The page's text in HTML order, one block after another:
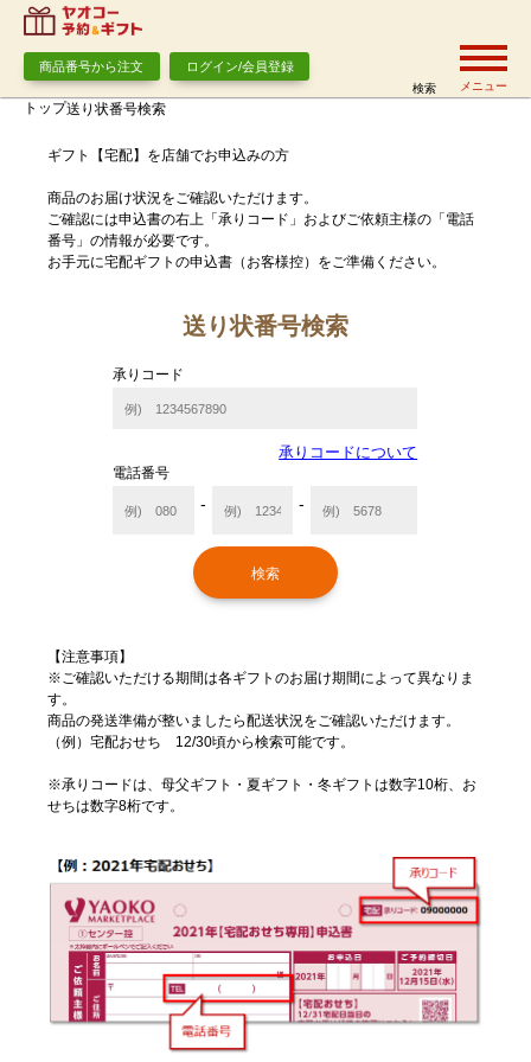
商品番号から注文 ログイン/会員登録
検索 メニュー
トップ送り状番号検索
ギフト【宅配】を店舗でお申込みの方
商品のお届け状況をご確認いただけます。
ご確認には申込書の右上「承りコード」およびご依頼主様の「電話
番号」の情報が必要です。
お手元に宅配ギフトの申込書（お客様控）をご準備ください。
送り状番号検索
承りコード
承りコードについて
電話番号
- -
【注意事項】
※ご確認いただける期間は各ギフトのお届け期間によって異なりま
す。
商品の発送準備が整いましたら配送状況をご確認いただけます。
（例）宅配おせち 12/30頃から検索可能です。
※承りコードは、母父ギフト・夏ギフト・冬ギフトは数字10桁、お
せちは数字8桁です。